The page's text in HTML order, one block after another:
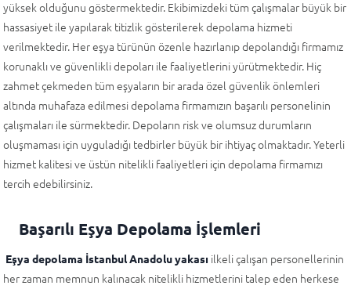
yüksek olduğunu göstermektedir. Ekibimizdeki tüm çalışmalar büyük bir
hassasiyet ile yapılarak titizlik gösterilerek depolama hizmeti
verilmektedir. Her eşya türünün özenle hazırlanıp depolandığı firmamız
korunaklı ve güvenlikli depoları ile faaliyetlerini yürütmektedir. Hiç
zahmet çekmeden tüm eşyaların bir arada özel güvenlik önlemleri
altında muhafaza edilmesi depolama firmamızın başarılı personelinin
çalışmaları ile sürmektedir. Depoların risk ve olumsuz durumların
oluşmaması için uyguladığı tedbirler büyük bir ihtiyaç olmaktadır. Yeterli
hizmet kalitesi ve üstün nitelikli faaliyetleri için depolama firmamızı
tercih edebilirsiniz.
Başarılı Eşya Depolama İşlemleri
Eşya depolama İstanbul Anadolu yakası ilkeli çalışan personellerinin
her zaman memnun kalınacak nitelikli hizmetlerini talep eden herkese